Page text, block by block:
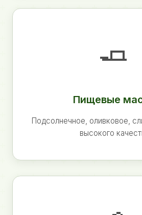
🧈
Пищевые
Подсолнечное, оливковое,
высокого